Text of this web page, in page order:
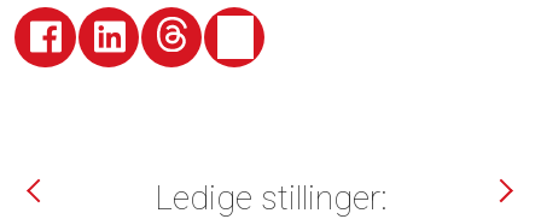
Ledige stillinger: